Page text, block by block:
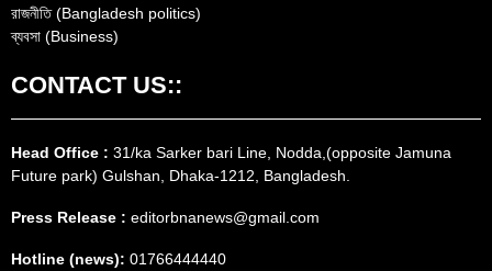
রাজনীতি (Bangladesh politics)
ব্যবসা (Business)
CONTACT US::
Head Office : 31/ka Sarker bari Line, Nodda,(opposite Jamuna
Future park) Gulshan, Dhaka-1212, Bangladesh.
Press Release : editorbnanews@gmail.com
Hotline (news): 01766444440